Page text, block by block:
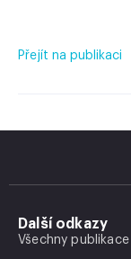
Přejít na publikaci
Další odkazy
Všechny publikace